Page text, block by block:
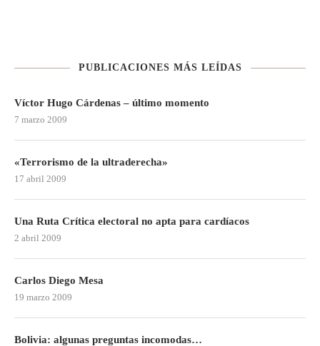
PUBLICACIONES MÁS LEÍDAS
Víctor Hugo Cárdenas – último momento
7 marzo 2009
«Terrorismo de la ultraderecha»
17 abril 2009
Una Ruta Crítica electoral no apta para cardíacos
2 abril 2009
Carlos Diego Mesa
19 marzo 2009
Bolivia: algunas preguntas incomodas…